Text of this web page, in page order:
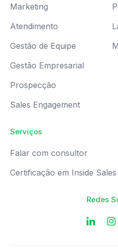
Marketing
Atendimento
Gestão de Equipe
Gestão Empresarial
Prospecção
Sales Engagement
Serviços
Falar com consultor
Certificação em Inside Sales
Redes